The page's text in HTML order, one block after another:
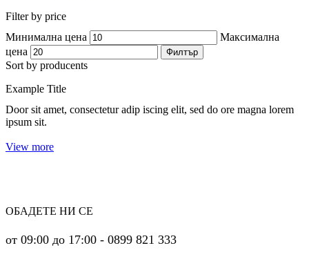
Filter by price
Минимална цена
Максимална
цена
Филтър
Sort by producents
Example Title
Door sit amet, consectetur adip iscing elit, sed do ore magna lorem
ipsum sit.
View more
ОБАДЕТЕ НИ СЕ
от 09:00 до 17:00 - 0899 821 333